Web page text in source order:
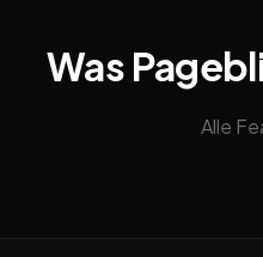
Was
Alle